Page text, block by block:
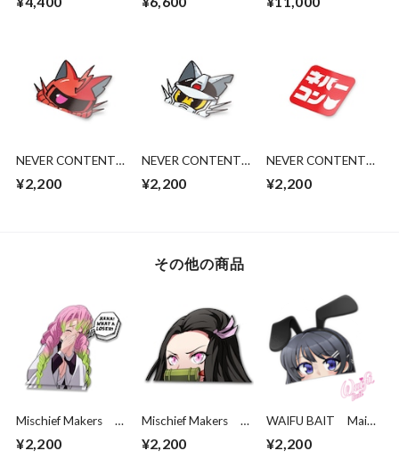
NEVER CONTENT
Cat
¥2,200
NEVER CONTENT
¥2,200
NEVER CONTENT
¥2,200
その他の商品
Mischief Makers
(removable speech
¥2,200
Mischief Makers
¥2,200
WAIFU BAIT Mai
¥2,200